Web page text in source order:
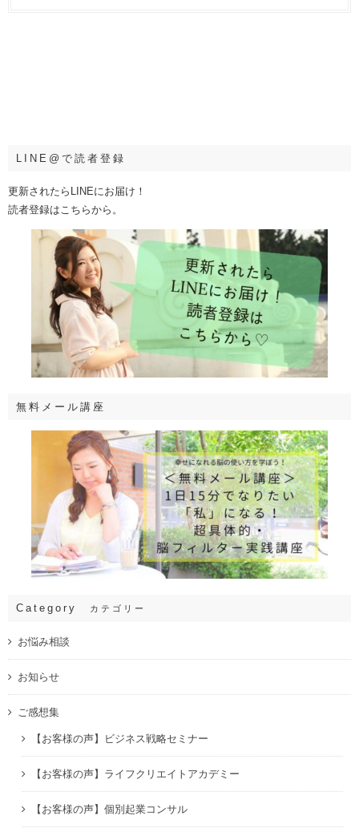
LINE@で読者登録
更新されたらLINEにお届け！
読者登録はこちらから。
無料メール講座
Category カテゴリー
お悩み相談
お知らせ
ご感想集
【お客様の声】ビジネス戦略セミナー
【お客様の声】ライフクリエイトアカデミー
【お客様の声】個別起業コンサル